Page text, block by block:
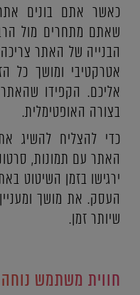
כאשר אתם בונים
שאתם מתחרים מול
הבנייה של האתר
אטרקטיבי ומושך כל
אליכם. הקפידו
בצורה האופטימלית.
כדי להצליח להשיג
האתר עם תמונות,
ירגישו בזמן השיטוט
העסק. את מושך
שיותר זמן.
חווית משתמש נוחה